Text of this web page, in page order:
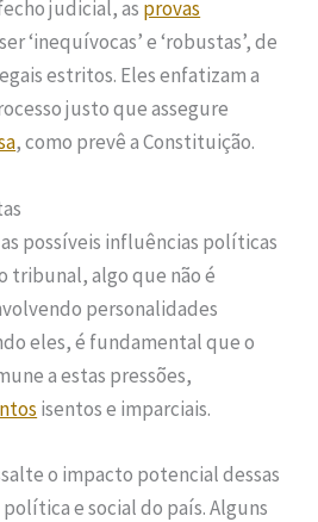
judicial, as provas
‘inequívocas’ e ‘robustas’, de
estritos. Eles enfatizam a
justo que assegure
, como prevê a Constituição.
possíveis influências políticas
tribunal, algo que não é
personalidades
eles, é fundamental que o
a estas pressões,
isentos e imparciais.
o impacto potencial dessas
e social do país. Alguns